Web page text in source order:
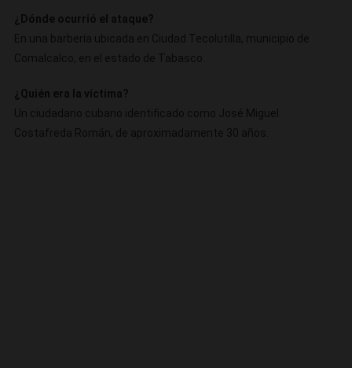
¿Dónde ocurrió el ataque?
En una barbería ubicada en Ciudad Tecolutilla, municipio de
Comalcalco, en el estado de Tabasco.
¿Quién era la víctima?
Un ciudadano cubano identificado como José Miguel
Costafreda Román, de aproximadamente 30 años.